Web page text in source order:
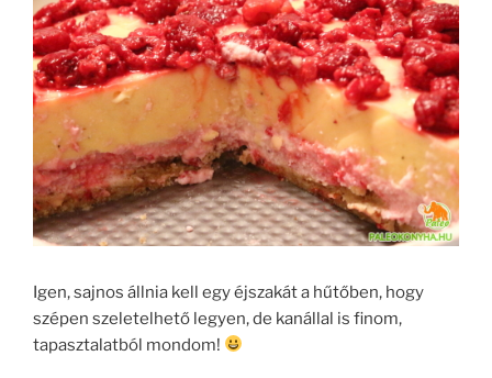
Igen, sajnos állnia kell egy éjszakát a hűtőben, hogy
szépen szeletelhető legyen, de kanállal is finom,
tapasztalatból mondom!